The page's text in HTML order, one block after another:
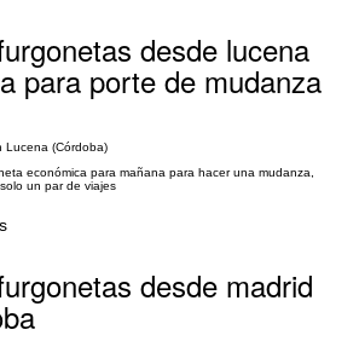
desde lucena
para porte de mudanza
Lucena (Córdoba)
económica para mañana para hacer una mudanza,
un par de viajes
desde madrid